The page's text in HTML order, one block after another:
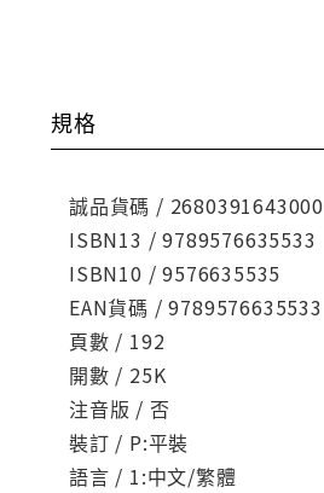
規格
誠品貨碼 / 2680391643000
ISBN13 / 9789576635533
ISBN10 / 9576635535
EAN貨碼 / 9789576635533
頁數 / 192
開數 / 25K
注音版 / 否
裝訂 / P:平裝
語言 / 1:中文/繁體